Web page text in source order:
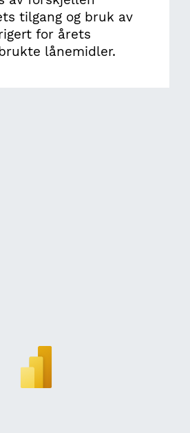
tilgang og bruk av
for årets
lånemidler.